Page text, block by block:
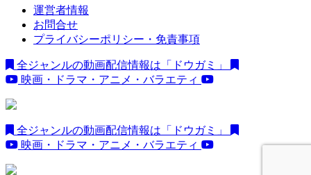
運営者情報
お問合せ
プライバシーポリシー・免責事項
全ジャンルの動画配信情報は「ドウガミ」
映画・ドラマ・アニメ・バラエティ
全ジャンルの動画配信情報は「ドウガミ」
映画・ドラマ・アニメ・バラエティ